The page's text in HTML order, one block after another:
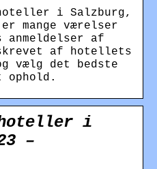
i Salzburg,
mange værelser
anmeldelser af
af hotellets
vælg det bedste
hoteller i
–